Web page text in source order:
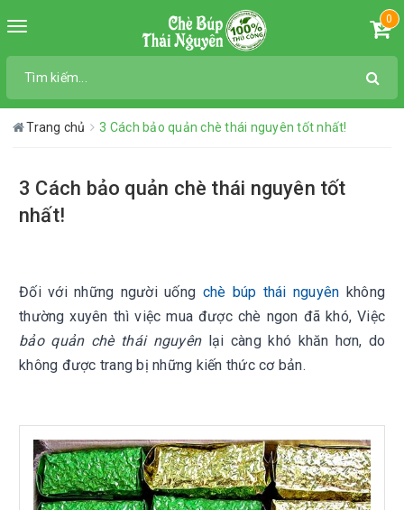
Toggle
0
Trang chủ 3 Cách bảo quản chè thái nguyên tốt nhất!
3 Cách bảo quản chè thái nguyên tốt
nhất!
Đối với những người uống chè búp thái nguyên không
thường xuyên thì việc mua được chè ngon đã khó, Việc
bảo quản chè thái nguyênlại càng khó khăn hơn, do
không được trang bị những kiến thức cơ bản.